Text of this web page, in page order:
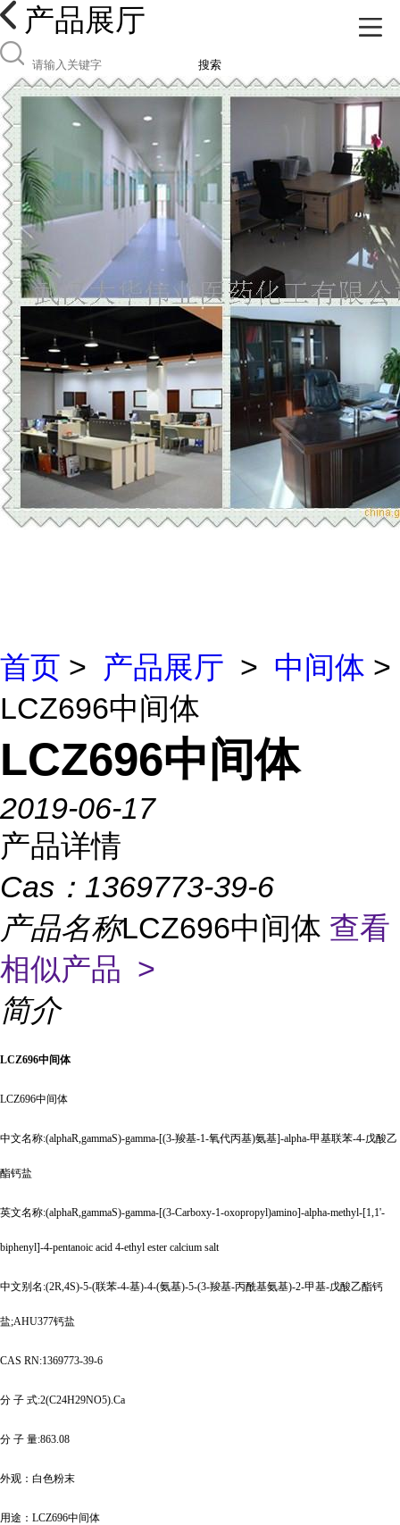
产品展厅
搜索
首页 > 产品展厅 > 中间体 >
LCZ696中间体
LCZ696中间体
2019-06-17
产品详情
Cas： 1369773-39-6
产品名称LCZ696中间体 查看
相似产品 >
简介
LCZ696中间体
LCZ696中间体
中文名称:(alphaR,gammaS)-gamma-[(3-羧基-1-氧代丙基)氨基]-alpha-甲基联苯-4-戊酸乙
酯钙盐
英文名称:(alphaR,gammaS)-gamma-[(3-Carboxy-1-oxopropyl)amino]-alpha-methyl-[1,1'-
biphenyl]-4-pentanoic acid 4-ethyl ester calcium salt
中文别名 :(2R,4S)-5-(联苯-4-基)-4-(氨基)-5-(3-羧基-丙酰基氨基)-2-甲基-戊酸乙酯钙
盐;AHU377钙盐
CAS RN:1369773-39-6
分 子 式:2(C24H29NO5).Ca
分 子 量:863.08
外观：白色粉末
用途： LCZ696中间体